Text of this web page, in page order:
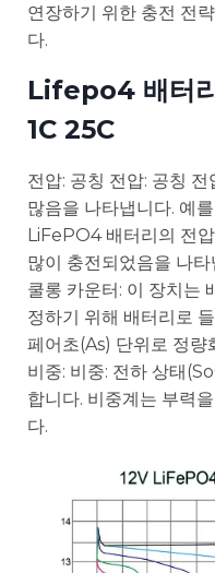
연장하기 위한 충전 전
다.
Lifepo4 배터
1C 25C
전압: 공칭 전압: 공칭
많음을 나타냅니다. 예
LiFePO4 배터리의 전
많이 충전되었음을 나타
쿨롱 카운터: 이 장치는
정하기 위해 배터리로
페어초(As) 단위로 정량
비중: 비중: 전하 상태
합니다. 비중계는 부력
다.